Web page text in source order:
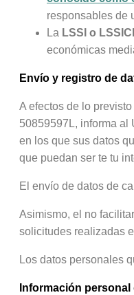
responsables de
La LSSI o
económicas
Envío y registro de
A efectos de lo
50859597L, informa al
en los que sus datos
que puedan ser te tu
El envío de datos de
Asimismo, el no
solicitudes realizadas
Los datos personales
Información